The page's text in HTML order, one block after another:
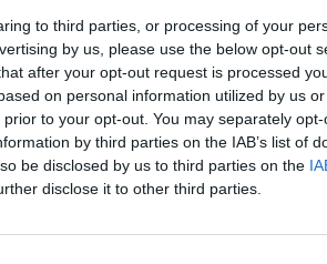
to third parties, or processing of your
by us, please use the below opt-out
after your opt-out request is processed
on personal information utilized by us
to your opt-out. You may separately
by third parties on the IAB’s list of
be disclosed by us to third parties on the
disclose it to other third parties.
Lietuvos kariuomenės
sąveiką su kitomis
garantuojant visapusišką
vadovauti paskirtas